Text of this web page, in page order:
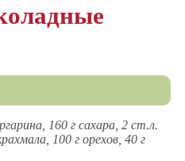
160 г сахара, 2 ст.л.
100 г орехов, 40 г